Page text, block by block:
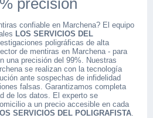
precisión
confiable en Marchena? El equipo
LOS SERVICIOS DEL
poligráficas de alta
de mentiras en Marchena - para
una precisión del 99%. Nuestras
se realizan con la tecnología
ante sospechas de infidelidad
falsas. Garantizamos completa
de los datos. El experto se
a un precio accesible en cada
SERVICIOS DEL POLIGRAFISTA.